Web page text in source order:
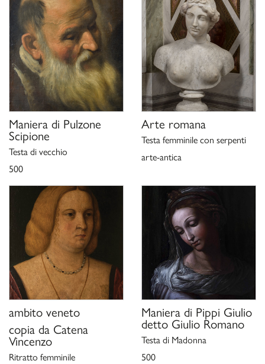
L'eredità di Leonardo in Lombardia, Milano 1998, pp. 179-198;
C. Stefani in P. Moreno, C. Stefani, Galleria Borghese, Milano
2000, p. 278;
K. Herrmann Fiore,
Galleria Borghese Roma scopre un tesoro.
Dalla pinacoteca ai depositi un museo che non ha più segreti,San
Giuliano Milanese 2006, p. 165.
Maniera di Pulzone
Scipione
Testa di vecchio
500
Arte romana
Testa femminile con serpenti
arte-antica
ambito veneto
copia da Catena
Vincenzo
Ritratto femminile
Maniera di Pippi Giulio
detto Giulio Romano
Testa di Madonna
500